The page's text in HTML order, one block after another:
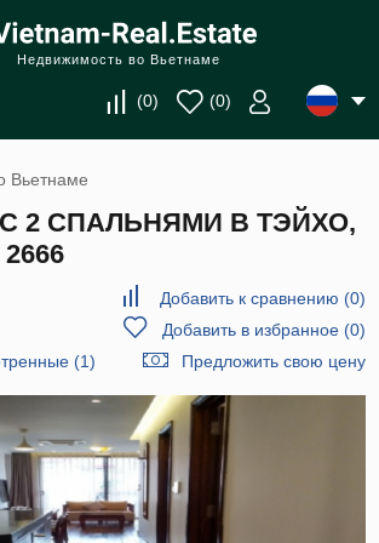
Недвижимость во Вьетнаме
(0) (0)
Вьетнаме
2 СПАЛЬНЯМИ В ТЭЙХО,
Добавить к сравнению (0)
Добавить в избранное(0)
(1)
Предложить свою цену